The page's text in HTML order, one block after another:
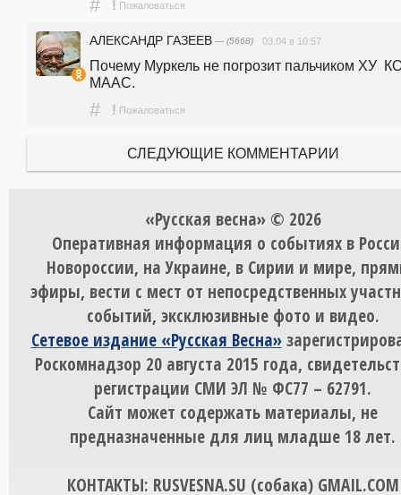
# ! Пожаловаться
АЛЕКСАНДР ГАЗЕЕВ — (5668) 03.04 в 10:57
Почему Муркель не погрозит пальчиком ХУ
МААС.
# ! Пожаловаться
СЛЕДУЮЩИЕ КОММЕНТАРИИ
«Русская весна» © 2026
Оперативная информация о событиях в
Новороссии, на Украине, в Сирии и мире,
эфиры, вести с мест от непосредственных
событий, эксклюзивные фото и видео.
Сетевое издание «Русская Весна»
Роскомнадзор 20 августа 2015 года,
регистрации СМИ ЭЛ № ФС77 – 62791.
Сайт может содержать материалы, не
предназначенные для лиц младше 18 лет.
КОНТАКТЫ: RUSVESNA.SU (собака) GMAIL.COM